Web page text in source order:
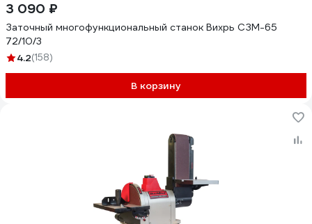
3 090 ₽
Заточный многофункциональный станок Вихрь СЗМ-65
72/10/3
4.2(158)
В корзину